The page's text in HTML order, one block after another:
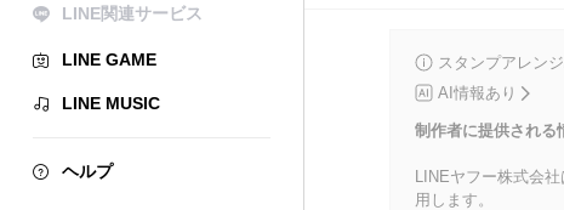
LINE関連サービス
LINE GAME
LINE MUSIC
ヘルプ
スタンプアレン
AI情報あり
制作者に提供される
LINEヤフー株式会
用します。